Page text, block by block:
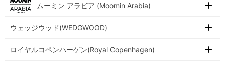
ムーミン アラビア (Moomin Arabia)
ウェッジウッド(WEDGWOOD)
ロイヤルコペンハーゲン(Royal Copenhagen)